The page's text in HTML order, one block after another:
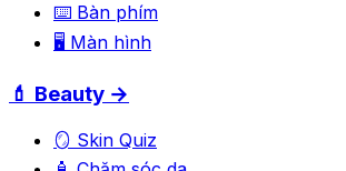
⌨️ Bàn phím
🖥️ Màn hình
💄 Beauty →
🪞 Skin Quiz